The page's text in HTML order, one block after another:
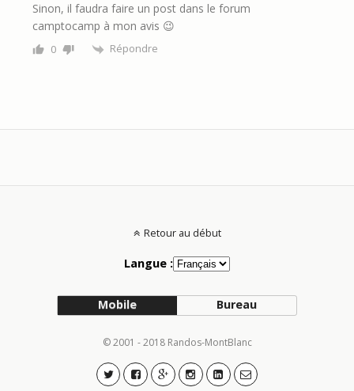
Sinon, il faudra faire un post dans le forum
camptocamp à mon avis 😉
0 Répondre
Retour au début
Langue :
Mobile Bureau
© 2001 - 2018 Randos-MontBlanc